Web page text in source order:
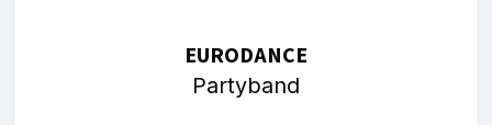
EURODANCE
Partyband